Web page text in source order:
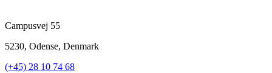
Campusvej 55
5230, Odense, Denmark
(+45) 28 10 74 68